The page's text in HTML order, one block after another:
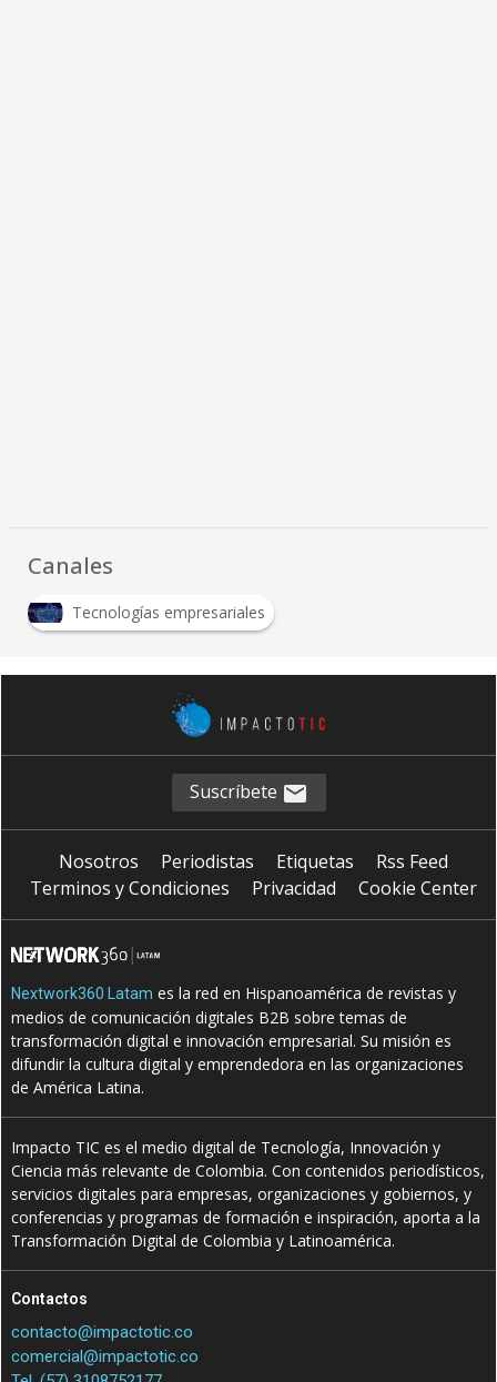
Canales
Tecnologías empresariales
Suscríbete
Nosotros Periodistas Etiquetas
Rss Feed
Terminos y Condiciones
Privacidad Cookie Center
Nextwork360 Latam es la red en Hispanoamérica de revistas y
medios de comunicación digitales B2B sobre temas de
transformación digital e innovación empresarial. Su misión es
difundir la cultura digital y emprendedora en las organizaciones
de América Latina.
Impacto TIC es el medio digital de Tecnología, Innovación y
Ciencia más relevante de Colombia. Con contenidos periodísticos,
servicios digitales para empresas, organizaciones y gobiernos, y
conferencias y programas de formación e inspiración, aporta a la
Transformación Digital de Colombia y Latinoamérica.
Contactos
contacto@impactotic.co
comercial@impactotic.co